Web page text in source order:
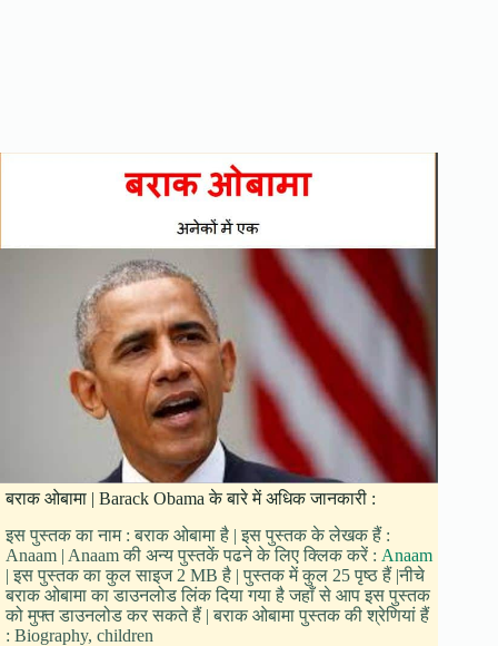
बराक ओबामा | Barack Obama के बारे में अधिक जानकारी :
इस पुस्तक का नाम : बराक ओबामा है | इस पुस्तक के लेखक हैं :
Anaam | Anaam की अन्य पुस्तकें पढने के लिए क्लिक करें : Anaam
| इस पुस्तक का कुल साइज 2 MB है | पुस्तक में कुल 25 पृष्ठ हैं |नीचे
बराक ओबामा का डाउनलोड लिंक दिया गया है जहाँ से आप इस पुस्तक
को मुफ्त डाउनलोड कर सकते हैं | बराक ओबामा पुस्तक की श्रेणियां हैं
: Biography, children